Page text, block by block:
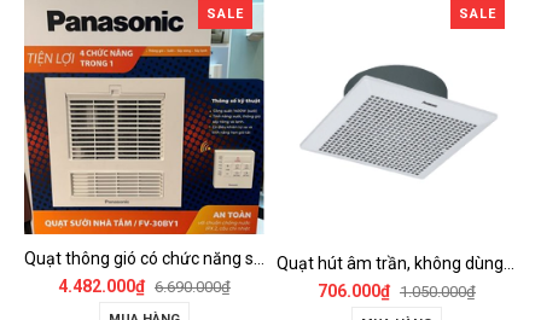
SALE
4.482.000₫ 6.690.000₫
SALE
Quạt hút âm trần, không dùng ống dẫn Panasonic - FV-25TGU6
706.000₫ 1.050.000₫